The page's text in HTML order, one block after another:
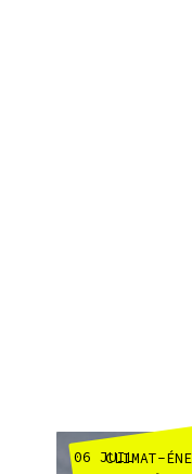
CLIMAT-
06 JUIL